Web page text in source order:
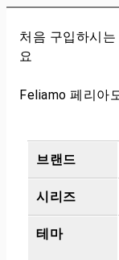
처음 구입하시는
요
Feliamo 페리아
브랜드
시리즈
테마